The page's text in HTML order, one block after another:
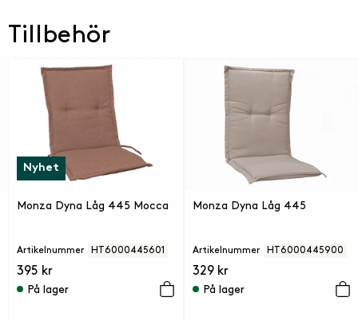
Tillbehör
Nyhet
Monza Dyna Låg 445 Mocca
Artikelnummer HT6000445601
395 kr
På lager
Monza Dyna Låg 445
Artikelnummer HT6000445900
329 kr
På lager